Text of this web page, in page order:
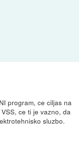
program, ce ciljas na
ce ti je vazno, da
sluzbo.